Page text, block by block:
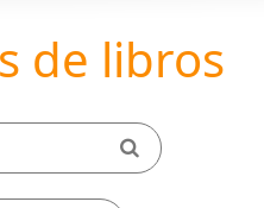
de libros